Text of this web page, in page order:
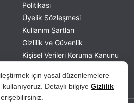
için yasal düzenlemelere
Detaylı bilgiye Gizlilik
Politikası
Üyelik Sözleşmesi
Kullanım Şartları
Gizlilik ve Güvenlik
Kişisel Verileri Koruma Kanunu
İade ve Değişim Politikası